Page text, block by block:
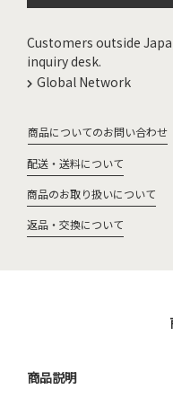
Customers outside
inquiry desk.
Global Network
商品についてのお問い合わせ
配送・送料について
商品のお取り扱いについて
返品・交換について
商品説明